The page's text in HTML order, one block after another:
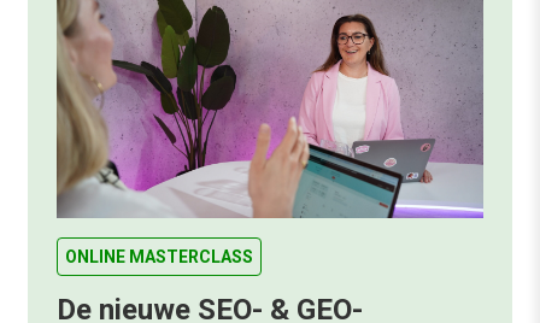
ONLINE MASTERCLASS
De nieuwe SEO- & GEO-